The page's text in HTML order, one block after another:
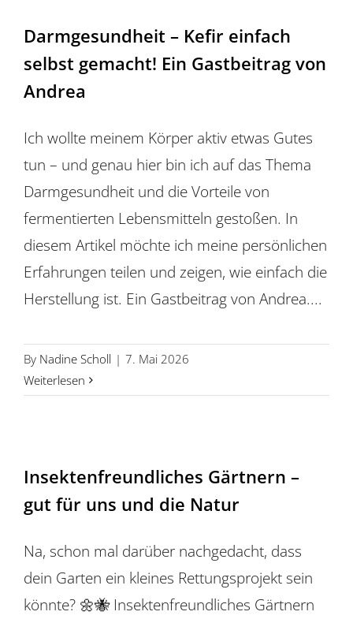
Darmgesundheit – Kefir einfach
selbst gemacht! Ein Gastbeitrag von
Andrea
Ich wollte meinem Körper aktiv etwas Gutes
tun – und genau hier bin ich auf das Thema
Darmgesundheit und die Vorteile von
fermentierten Lebensmitteln gestoßen. In
diesem Artikel möchte ich meine persönlichen
Erfahrungen teilen und zeigen, wie einfach die
Herstellung ist. Ein Gastbeitrag von Andrea....
By Nadine Scholl | 7. Mai 2026
Weiterlesen
Insektenfreundliches Gärtnern –
gut für uns und die Natur
Na, schon mal darüber nachgedacht, dass
dein Garten ein kleines Rettungsprojekt sein
könnte? 🌼🐝 Insektenfreundliches Gärtnern